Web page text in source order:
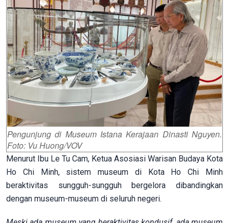
Pengunjung di Museum Istana Kerajaan Dinasti Nguyen.
Foto: Vu Huong/VOV
Menurut Ibu Le Tu Cam, Ketua Asosiasi Warisan Budaya Kota
Ho Chi Minh, sistem museum di Kota Ho Chi Minh
beraktivitas sungguh-sungguh bergelora dibandingkan
dengan museum-museum di seluruh negeri.